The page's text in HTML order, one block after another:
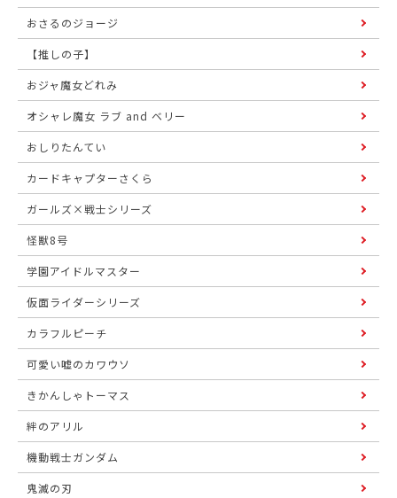
おさるのジョージ
【推しの子】
おジャ魔女どれみ
オシャレ魔女 ラブ and ベリー
おしりたんてい
カードキャプターさくら
ガールズ×戦士シリーズ
怪獣8号
学園アイドルマスター
仮面ライダーシリーズ
カラフルピーチ
可愛い嘘のカワウソ
きかんしゃトーマス
絆のアリル
機動戦士ガンダム
鬼滅の刃